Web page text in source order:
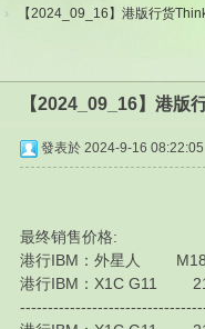
› 【2024_09_16】港版行货
【2024_09_16】港
發表於 2024-9-16 08:22:05
最终销售价格:
港行IBM： 外星人
港行IBM：X1C G11